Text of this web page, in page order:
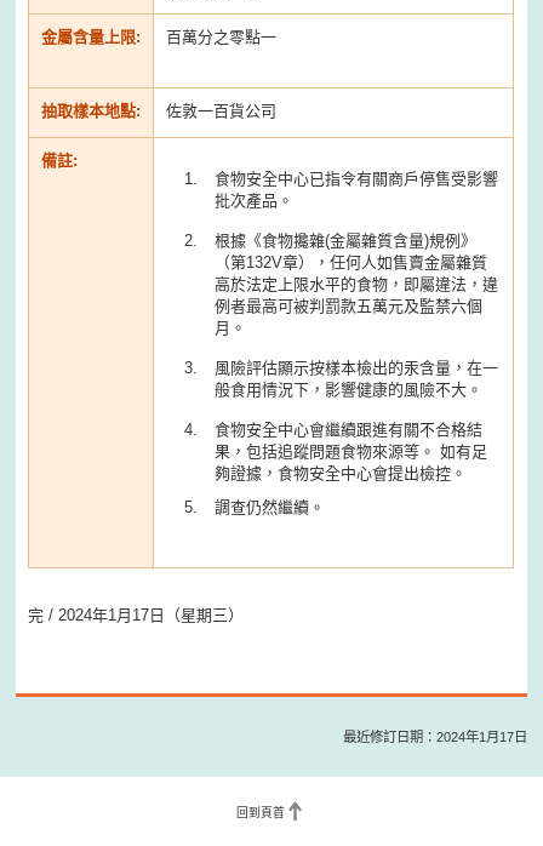
金屬含量上限: 百萬分之零點一
抽取樣本地點: 佐敦一百貨公司
備註:
食物安全中心已指令有關商戶停售受影響
批次產品。
根據《食物攙雜(金屬雜質含量)規例》
（第132V章），任何人如售賣金屬雜質
高於法定上限水平的食物，即屬違法，違
例者最高可被判罰款五萬元及監禁六個
月。
風險評估顯示按樣本檢出的汞含量，在一
般食用情況下，影響健康的風險不大。
食物安全中心會繼續跟進有關不合格結
果，包括追蹤問題食物來源等。 如有足
夠證據，食物安全中心會提出檢控。
調查仍然繼續。
完 / 2024年1月17日（星期三）
最近修訂日期：2024年1月17日
回到頁首